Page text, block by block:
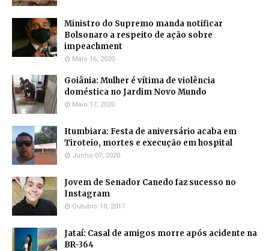
Ministro do Supremo manda notificar
Bolsonaro a respeito de ação sobre
impeachment
Maio 16, 2020
Goiânia: Mulher é vítima de violência
doméstica no Jardim Novo Mundo
Maio 17, 2020
Itumbiara: Festa de aniversário acaba em
Tiroteio, mortes e execução em hospital
Junho 07, 2020
Jovem de Senador Canedo faz sucesso no
Instagram
Outubro 10, 2017
Jataí: Casal de amigos morre após acidente na
BR-364